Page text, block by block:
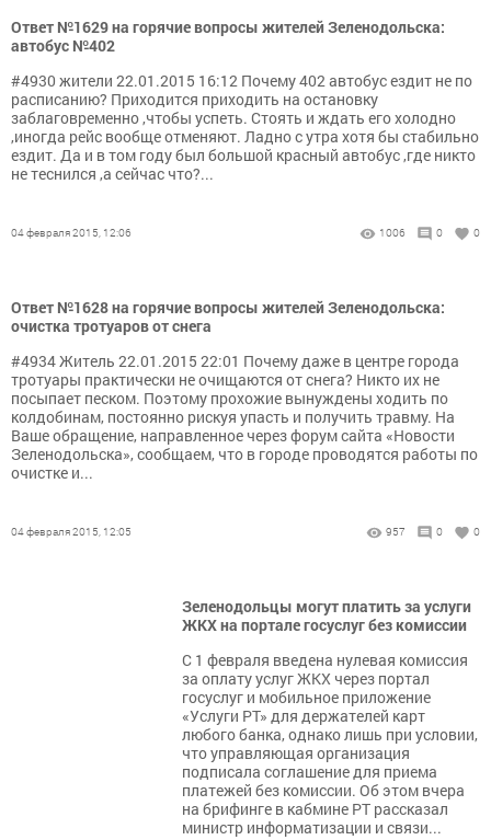
Ответ №1629 на горячие вопросы жителей Зеленодольска:
автобус №402
#4930 жители 22.01.2015 16:12 Почему 402 автобус ездит не по
расписанию? Приходится приходить на остановку
заблаговременно ,чтобы успеть. Стоять и ждать его холодно
,иногда рейс вообще отменяют. Ладно с утра хотя бы стабильно
ездит. Да и в том году был большой красный автобус ,где никто
не теснился ,а сейчас что?...
04 февраля 2015, 12:06 1006 0 0
Ответ №1628 на горячие вопросы жителей Зеленодольска:
очистка тротуаров от снега
#4934 Житель 22.01.2015 22:01 Почему даже в центре города
тротуары практически не очищаются от снега? Никто их не
посыпает песком. Поэтому прохожие вынуждены ходить по
колдобинам, постоянно рискуя упасть и получить травму. На
Ваше обращение, направленное через форум сайта «Новости
Зеленодольска», сообщаем, что в городе проводятся работы по
очистке и...
04 февраля 2015, 12:05 957 0 0
Зеленодольцы могут платить за услуги
ЖКХ на портале госуслуг без комиссии
С 1 февраля введена нулевая комиссия
за оплату услуг ЖКХ через портал
госуслуг и мобильное приложение
«Услуги РТ» для держателей карт
любого банка, однако лишь при условии,
что управляющая организация
подписала соглашение для приема
платежей без комиссии. Об этом вчера
на брифинге в кабмине РТ рассказал
министр информатизации и связи...